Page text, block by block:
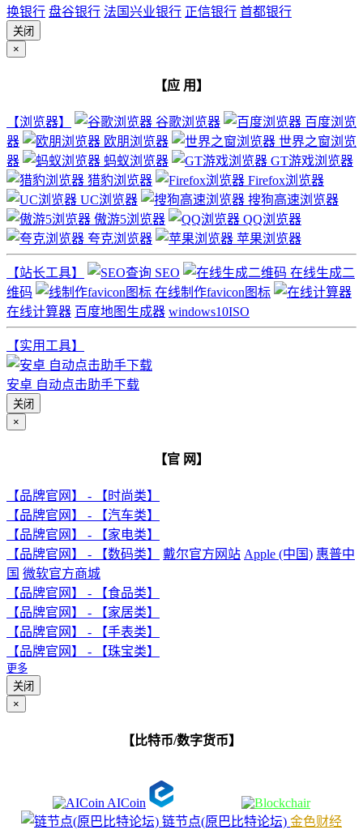
换银行 盘谷银行 法国兴业银行 正信银行 首都银行
关闭
×
【应 用】
【浏览器】 谷歌浏览器
百度浏览
器
欧朋浏览器
世界之窗浏览
器
蚂蚁浏览器
GT游戏浏览器
猎豹浏览器
Firefox浏览器
UC浏览器
搜狗高速浏览器
傲游5浏览器
QQ浏览器
夸克浏览器
苹果浏览器
【站长工具】 SEO
在线生成二
维码
在线制作favicon图标
在线计算器 百度地图生成器 windows10ISO
【实用工具】
安卓 自动点击助手下载
关闭
×
【官 网】
【品牌官网】 - 【时尚类】
【品牌官网】 - 【汽车类】
【品牌官网】 - 【家电类】
【品牌官网】 - 【数码类】
戴尔官方网站 Apple (中国) 惠普中
国 微软官方商城
【品牌官网】 - 【食品类】
【品牌官网】 - 【家居类】
【品牌官网】 - 【手表类】
【品牌官网】 - 【珠宝类】
更多
关闭
×
【比特币/数字货币】
AICoin
链节点(原巴比特论坛) 金色财经